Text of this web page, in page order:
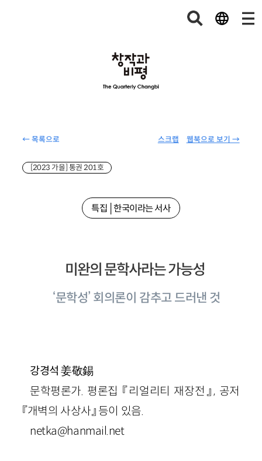
← 목록으로 웹북으로 보기 →
스크랩
[2023 가을] 통권 201호
특집│한국이라는 서사
미완의 문학사라는 가능성
‘문학성’ 회의론이 감추고 드러낸 것
강경석 姜敬錫
문학평론가. 평론집 『리얼리티 재장전』, 공저
『개벽의 사상사』 등이 있음.
netka@hanmail.net